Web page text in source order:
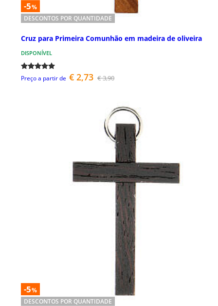
-5%
DESCONTOS POR QUANTIDADE
Cruz para Primeira Comunhão em madeira de oliveira
DISPONÍVEL
Preço a partir de € 2,73 € 3,90
-5%
DESCONTOS POR QUANTIDADE